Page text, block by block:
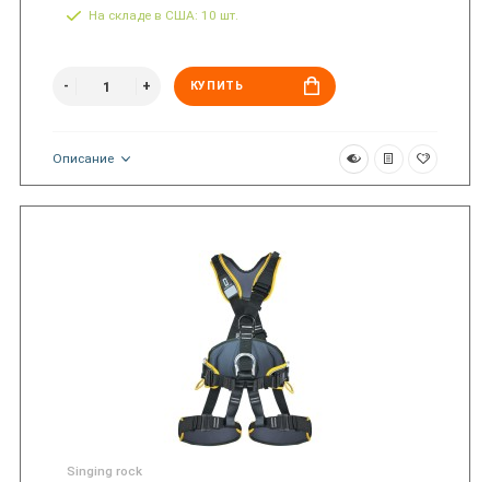
На складе в США: 10 шт.
КУПИТЬ
Описание
Singing rock